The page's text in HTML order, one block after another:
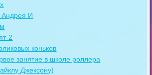
Андрея И
2
коньков
занятие в школе роллера
Джексону)